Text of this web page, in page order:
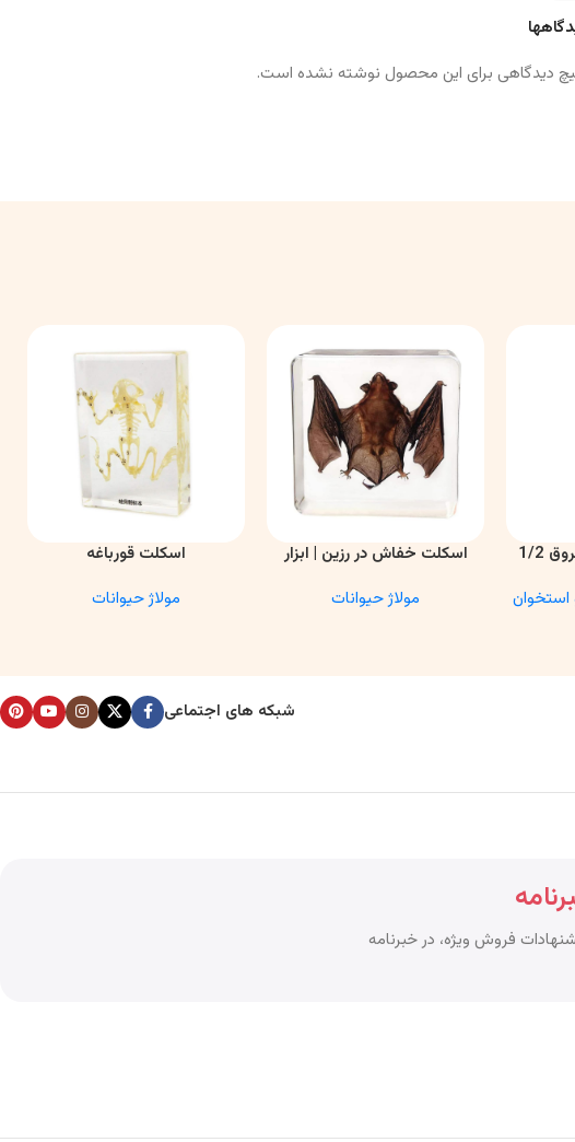
دیدگاهی برای این محصول نوشته نشده است.
1/2
اطلاعات بیشتر
اسکلت خفاش در رزین | ابزار
مولاژ حیوانات
اطلاعات بیشتراسکلت قورباغه
مولاژ حیوانات
شبکه های اجتماعی
فروش ویژه، در خبرنامه